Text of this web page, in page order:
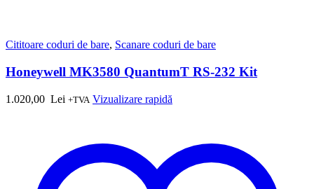
Cititoare coduri de bare, Scanare coduri de bare
Honeywell MK3580 QuantumT RS-232 Kit
1.020,00 Lei +TVA Vizualizare rapidă